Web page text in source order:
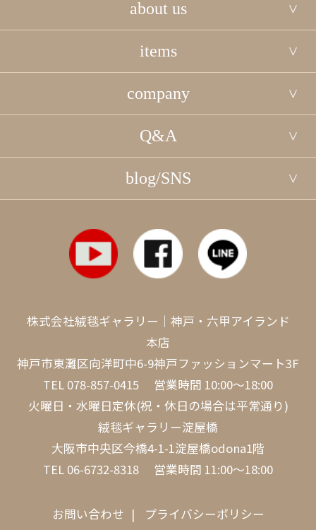
about us
items
company
Q&A
blog/SNS
株式会社絨毯ギャラリー｜神戸・六甲アイランド
本店
神戸市東灘区向洋町中6-9神戸ファッションマート3F
TEL 078-857-0415 営業時間 10:00～18:00
火曜日・水曜日定休(祝・休日の場合は平常通り)
絨毯ギャラリー淀屋橋
大阪市中央区今橋4-1-1淀屋橋odona1階
TEL 06-6732-8318 営業時間 11:00～18:00
お問い合わせ プライバシーポリシー